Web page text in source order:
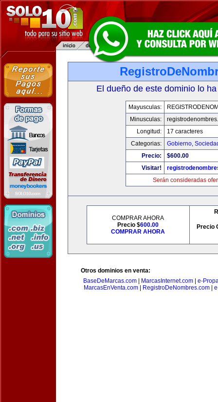
El dueño de este dominio lo
Mayusculas:
Minusculas:
Longitud:
17 caracteres
Categorias:
Gobierno,
Precio:
$600.00
Visitar!
Serán consideradas
COMPRAR AHORA
Precio $600.00
COMPRAR AHORA
Precio
Otros dominios en venta:
BaseDeMarcas.com| MarcasInternet.com| e-
MarcasEnVenta.com
RegistroDeNombres.com